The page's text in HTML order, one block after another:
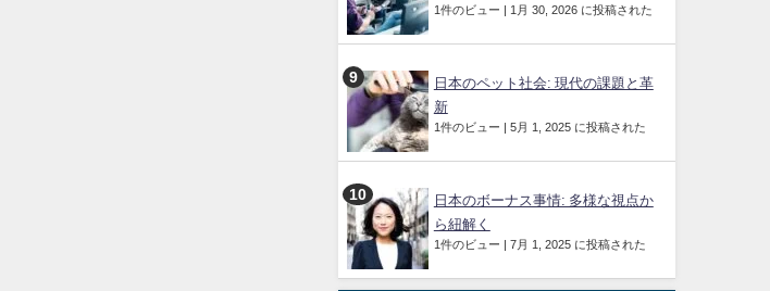
1件のビュー | 1月 30, 2026 に投稿された
日本のペット社会: 現代の課題と革
新
1件のビュー | 5月 1, 2025 に投稿された
日本のボーナス事情: 多様な視点か
ら紐解く
1件のビュー | 7月 1, 2025 に投稿された